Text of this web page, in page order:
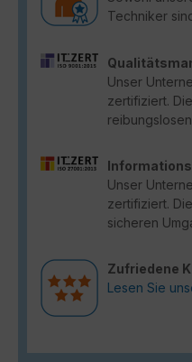
Techniker
Unser
zertifiziert.
Unser
zertifiziert.
sicheren
Zufriedene
Lesen Sie